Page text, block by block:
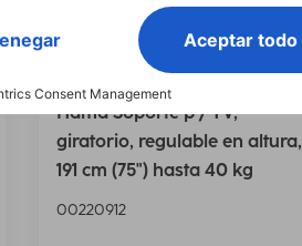
Hama Soporte p / TV,
giratorio, regulable en altura,
191 cm (75") hasta 40 kg
00220912